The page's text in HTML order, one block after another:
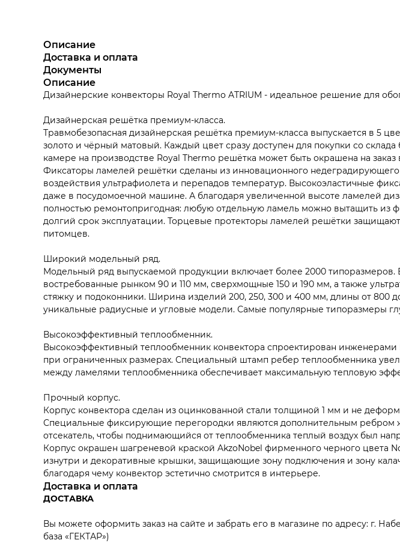
Описание
Доставка и оплата
Документы
Описание
Дизайнерские конвекторы Royal Thermo ATRIUM - идеальное решение для
Дизайнерская решётка премиум-класса.
Травмобезопасная дизайнерская решётка премиум-класса выпускается в 5
золото и чёрный матовый. Каждый цвет сразу доступен для покупки со
камере на производстве Royal Thermo решётка может быть окрашена на
Фиксаторы ламелей решётки сделаны из инновационного
воздействия ультрафиолета и перепадов температур. Высокоэластичные
даже в посудомоечной машине. А благодаря увеличенной высоте ламелей
полностью ремонтопригодная: любую отдельную ламель можно вытащить из
долгий срок эксплуатации. Торцевые протекторы ламелей решётки
питомцев.
Широкий модельный ряд.
Модельный ряд выпускаемой продукции включает более 2000
востребованные рынком 90 и 110 мм, сверхмощные 150 и 190 мм, а также
стяжку и подоконники. Ширина изделий 200, 250, 300 и 400 мм, длины от 800
уникальные радиусные и угловые модели. Самые популярные типоразмеры
Высокоэффективный теплообменник.
Высокоэффективный теплообменник конвектора спроектирован
при ограниченных размерах. Специальный штамп ребер теплообменника
между ламелями теплообменника обеспечивает максимальную тепловую
Прочный корпус.
Корпус конвектора сделан из оцинкованной стали толщиной 1 мм и не
Специальные фиксирующие перегородки являются дополнительным ребром
отсекатель, чтобы поднимающийся от теплообменника теплый воздух был
Корпус окрашен шагреневой краской AkzoNobel фирменного черного цвета
изнутри и декоративные крышки, защищающие зону подключения и зону
благодаря чему конвектор эстетично смотрится в интерьере.
Доставка и оплата
ДОСТАВКА
Вы можете оформить заказ на сайте и забрать его в магазине по адресу: г.
база «ГЕКТАР»)